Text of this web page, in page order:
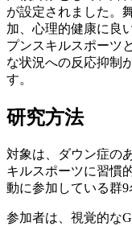
が設定されました。
加、心理的健康に良
プンスキルスポーツ
な状況への反応抑制
す。
研究方法
対象は、ダウン症の
キルスポーツに習慣
動に参加している群9
参加者は、視覚的な